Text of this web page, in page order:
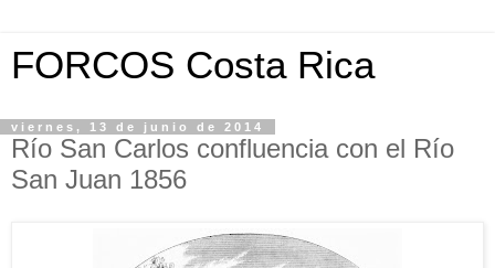
FORCOS Costa Rica
viernes, 13 de junio de 2014
Río San Carlos confluencia con el Río
San Juan 1856